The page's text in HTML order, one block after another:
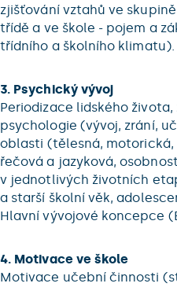
zjišťování vztahů ve skupině
třídě a ve škole - pojem a
třídního a školního klimatu).
3. Psychický vývoj
Periodizace lidského
psychologie (vývoj, zrání,
oblasti (tělesná,
řečová a jazyková,
v jednotlivých životních
a starší školní věk,
Hlavní vývojové koncepce
4. Motivace ve škole
Motivace učební činnosti